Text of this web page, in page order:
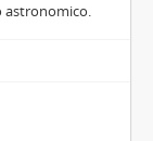
astronomico.